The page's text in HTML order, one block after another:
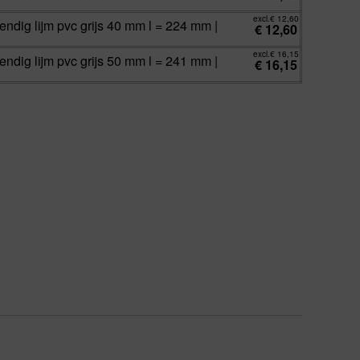
lijm pvc grijs 40 mm l = 224 mm | excl.€ 12,60
€ 12,60
lijm pvc grijs 50 mm l = 241 mm | excl.€ 16,15
€ 16,15